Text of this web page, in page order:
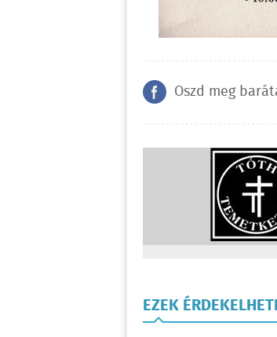
Oszd meg
EZEK